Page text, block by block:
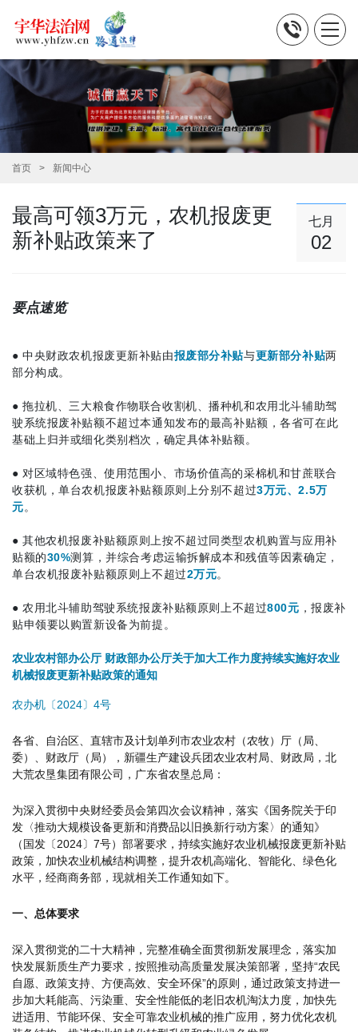
首页 新闻中心
最高可领3万元，农机报废更
新补贴政策来了
七月
02
要点速览
●中央财政农机报废更新补贴由报废部分补贴与更新部分补贴两
部分构成。
●拖拉机、三大粮食作物联合收割机、播种机和农用北斗辅助驾
驶系统报废补贴额不超过本通知发布的最高补贴额，各省可在此
基础上归并或细化类别档次，确定具体补贴额。
● 对区域特色强、使用范围小、市场价值高的采棉机和甘蔗联合
收获机，单台农机报废补贴额原则上分别不超过3万元、2.5万
元。
●其他农机报废补贴额原则上按不超过同类型农机购置与应用补
贴额的30%测算，并综合考虑运输拆解成本和残值等因素确定，
单台农机报废补贴额原则上不超过2万元。
● 农用北斗辅助驾驶系统报废补贴额原则上不超过800元 ，报废补
贴申领要以购置新设备为前提。
农业农村部办公厅 财政部办公厅关于加大工作力度持续实施好农业
机械报废更新补贴政策的通知
农办机〔2024〕4号
各省、自治区、直辖市及计划单列市农业农村（农牧）厅（局、
委）、财政厅（局），新疆生产建设兵团农业农村局、财政局，北
大荒农垦集团有限公司，广东省农垦总局：
为深入贯彻中央财经委员会第四次会议精神，落实《国务院关于印
发〈推动大规模设备更新和消费品以旧换新行动方案〉的通知》
（国发〔2024〕7号）部署要求，持续实施好农业机械报废更新补贴
政策，加快农业机械结构调整，提升农机高端化、智能化、绿色化
水平，经商商务部，现就相关工作通知如下。
一、总体要求
深入贯彻党的二十大精神，完整准确全面贯彻新发展理念，落实加
快发展新质生产力要求，按照推动高质量发展决策部署，坚持“农民
自愿、政策支持、方便高效、安全环保”的原则，通过政策支持进一
步加大耗能高、污染重、安全性能低的老旧农机淘汰力度，加快先
进适用、节能环保、安全可靠农业机械的推广应用，努力优化农机